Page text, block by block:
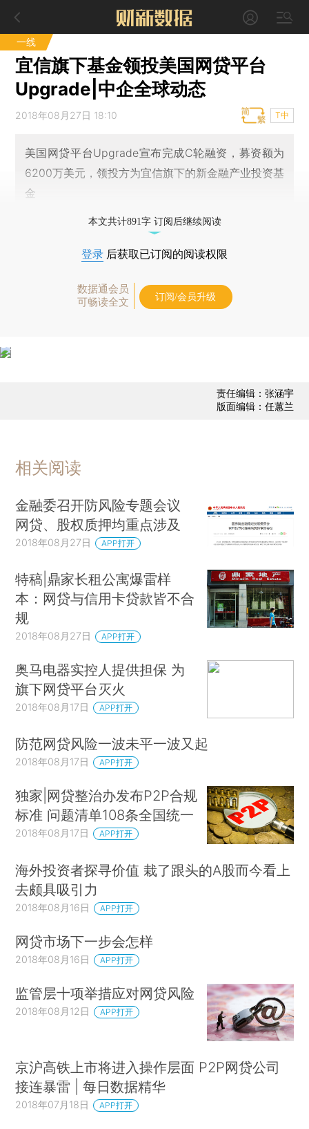
一线
宜信旗下基金领投美国网贷平台
Upgrade|中企全球动态
2018年08月27日 18:10 T中
美国网贷平台Upgrade宣布完成C轮融资，募资额为
6200万美元，领投方为宜信旗下的新金融产业投资基
金
本文共计891字 订阅后继续阅读
登录 后获取已订阅的阅读权限
数据通会员
可畅读全文
订阅/会员升级
责任编辑：张涵宇
版面编辑：任蕙兰
相关阅读
金融委召开防风险专题会议
网贷、股权质押均重点涉及
2018年08月27日 APP打开
特稿|鼎家长租公寓爆雷样
本：网贷与信用卡贷款皆不合
规
2018年08月27日 APP打开
奥马电器实控人提供担保 为
旗下网贷平台灭火
2018年08月17日 APP打开
防范网贷风险一波未平一波又起
2018年08月17日 APP打开
独家|网贷整治办发布P2P合规
标准 问题清单108条全国统一
2018年08月17日 APP打开
海外投资者探寻价值 栽了跟头的A股而今看上
去颇具吸引力
2018年08月16日 APP打开
网贷市场下一步会怎样
2018年08月16日 APP打开
监管层十项举措应对网贷风险
2018年08月12日 APP打开
京沪高铁上市将进入操作层面 P2P网贷公司
接连暴雷 | 每日数据精华
2018年07月18日 APP打开